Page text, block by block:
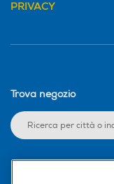
PRIVACY
Trova negozio